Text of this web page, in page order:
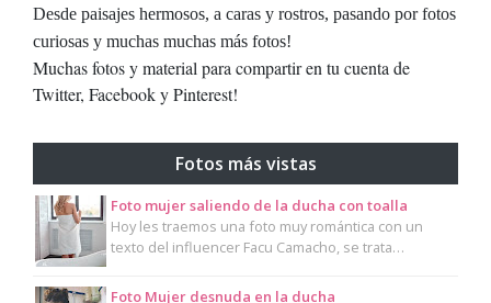
Desde paisajes hermosos, a caras y rostros, pasando por fotos
curiosas y muchas muchas más fotos!
Muchas fotos y material para compartir en tu cuenta de
Twitter, Facebook y Pinterest!
Fotos más vistas
Foto mujer saliendo de la ducha con toalla
Hoy les traemos una foto muy romántica con un
texto del influencer Facu Camacho, se trata…
Foto Mujer desnuda en la ducha